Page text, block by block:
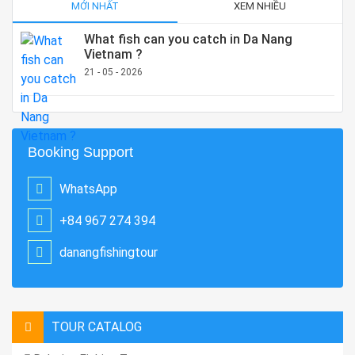
MỚI NHẤT XEM NHIỀU
What fish can you catch in Da Nang
Vietnam ?
21 - 05 - 2026
Booking Support
WhatsApp
+84 967 274 394
danangfishingtour
TOUR CATALOG